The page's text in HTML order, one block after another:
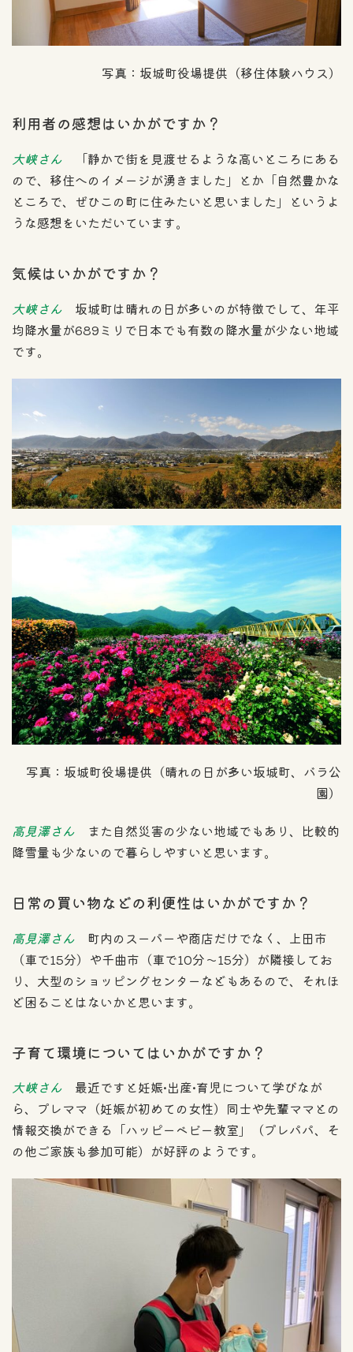
写真：坂城町役場提供（移住体験ハウス）
利用者の感想はいかがですか？
大峡さん 「静かで街を見渡せるような高いところにある
ので、移住へのイメージが湧きました」とか「自然豊かな
ところで、ぜひこの町に住みたいと思いました」というよ
うな感想をいただいています。
気候はいかがですか？
大峡さん 坂城町は晴れの日が多いのが特徴でして、年平
均降水量が689ミリで日本でも有数の降水量が少ない地域
です。
写真：坂城町役場提供（晴れの日が多い坂城町、バラ公
園）
高見澤さん また自然災害の少ない地域でもあり、比較的
降雪量も少ないので暮らしやすいと思います。
日常の買い物などの利便性はいかがですか？
高見澤さん 町内のスーパーや商店だけでなく、上田市
（車で15分）や千曲市（車で10分〜15分）が隣接してお
り、大型のショッピングセンターなどもあるので、それほ
ど困ることはないかと思います。
子育て環境についてはいかがですか？
大峡さん 最近ですと妊娠•出産•育児について学びなが
ら、プレママ（妊娠が初めての女性）同士や先輩ママとの
情報交換ができる「ハッピーベビー教室」（プレパパ、そ
の他ご家族も参加可能）が好評のようです。